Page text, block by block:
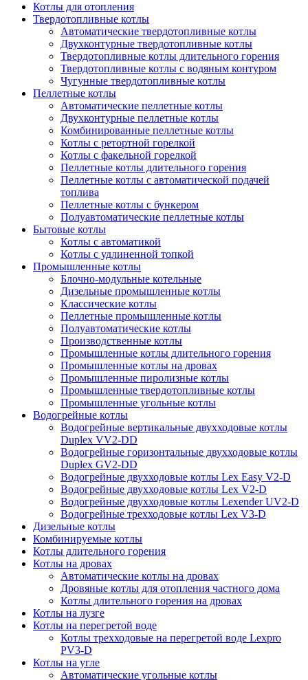
Котлы для отопления
Твердотопливные котлы
Автоматические твердотопливные котлы
Двухконтурные твердотопливные котлы
Твердотопливные котлы длительного горения
Твердотопливные котлы с водяным контуром
Чугунные твердотопливные котлы
Пеллетные котлы
Автоматические пеллетные котлы
Двухконтурные пеллетные котлы
Комбинированные пеллетные котлы
Котлы с ретортной горелкой
Котлы с факельной горелкой
Пеллетные котлы длительного горения
Пеллетные котлы с автоматической подачей
топлива
Пеллетные котлы с бункером
Полуавтоматические пеллетные котлы
Бытовые котлы
Котлы с автоматикой
Котлы с удлиненной топкой
Промышленные котлы
Блочно-модульные котельные
Дизельные промышленные котлы
Классические котлы
Пеллетные промышленные котлы
Полуавтоматические котлы
Производственные котлы
Промышленные котлы длительного горения
Промышленные котлы на дровах
Промышленные пиролизные котлы
Промышленные твердотопливные котлы
Промышленные угольные котлы
Водогрейные котлы
Водогрейные вертикальные двухходовые котлы
Duplex VV2-DD
Водогрейные горизонтальные двухходовые котлы
Duplex GV2-DD
Водогрейные двухходовые котлы Lex Easy V2-D
Водогрейные двухходовые котлы Lex V2-D
Водогрейные двухходовые котлы Lexender UV2-D
Водогрейные трехходовые котлы Lex V3-D
Дизельные котлы
Комбинируемые котлы
Котлы длительного горения
Котлы на дровах
Автоматические котлы на дровах
Дровяные котлы для отопления частного дома
Котлы длительного горения на дровах
Котлы на лузге
Котлы на перегретой воде
Котлы трехходовые на перегретой воде Lexpro
PV3-D
Котлы на угле
Автоматические угольные котлы